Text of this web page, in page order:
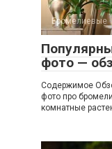
Бромелиевые
фото —
Содержимое
фото про
комнатные